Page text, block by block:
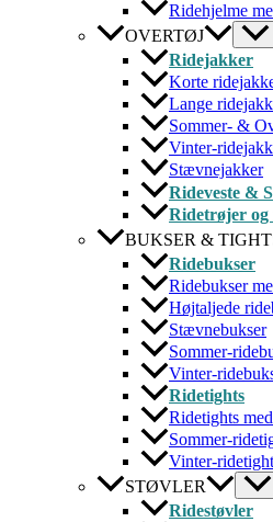
Ridehjelme
OVERTØJ
Ridejakker
Korte
Lange
Sommer- &
Vinter-
Stævnejakker
Rideveste &
Ridetrøjer og
BUKSER &
Ridebukser
Ridebukser
Højtaljede
Stævnebukser
Sommer-
Vinter-
Ridetights
Ridetights
Sommer-
Vinter-
STØVLER
Ridestøvler